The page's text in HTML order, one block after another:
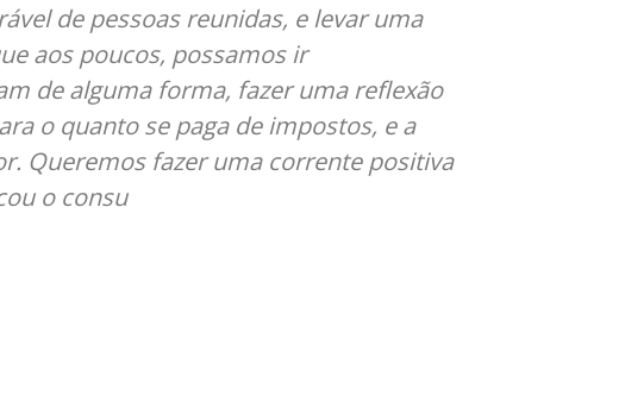
de pessoas reunidas, e levar uma
aos poucos, possamos ir
de alguma forma, fazer uma reflexão
o quanto se paga de impostos, e a
Queremos fazer uma corrente positiva
o consu